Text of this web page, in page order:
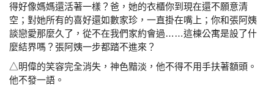
得好像媽媽還活著一樣？爸，她的衣櫃你到現在還不願意清
空；對她所有的喜好還如數家珍，一直掛在嘴上；你和張阿姨
談戀愛那麼久了，從不在我們家約會過……這棟公寓是設了什
麼結界嗎？張阿姨一步都踏不進來？
△明偉的笑容完全消失，神色黯淡，他不得不用手扶著額頭。
他不發一語。